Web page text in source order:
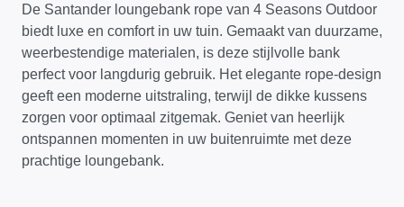
De Santander loungebank rope van 4 Seasons Outdoor
biedt luxe en comfort in uw tuin. Gemaakt van duurzame,
weerbestendige materialen, is deze stijlvolle bank
perfect voor langdurig gebruik. Het elegante rope-design
geeft een moderne uitstraling, terwijl de dikke kussens
zorgen voor optimaal zitgemak. Geniet van heerlijk
ontspannen momenten in uw buitenruimte met deze
prachtige loungebank.